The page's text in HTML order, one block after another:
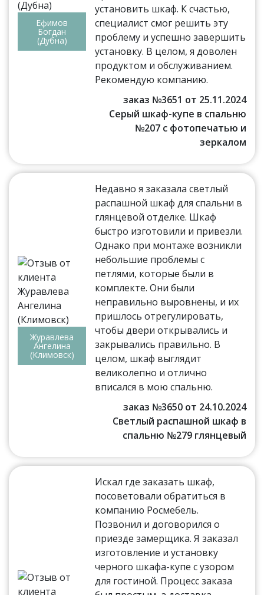
Ефимов
Богдан
(Дубна)
установить шкаф. К счастью,
специалист смог решить эту
проблему и успешно завершить
установку. В целом, я доволен
продуктом и обслуживанием.
Рекомендую компанию.
заказ №3651 от 25.11.2024
Серый шкаф-купе в спальню
№207 с фотопечатью и
зеркалом
Журавлева
Ангелина
(Климовск)
Недавно я заказала светлый
распашной шкаф для спальни в
глянцевой отделке. Шкаф
быстро изготовили и привезли.
Однако при монтаже возникли
небольшие проблемы с
петлями, которые были в
комплекте. Они были
неправильно выровнены, и их
пришлось отрегулировать,
чтобы двери открывались и
закрывались правильно. В
целом, шкаф выглядит
великолепно и отлично
вписался в мою спальню.
заказ №3650 от 24.10.2024
Светлый распашной шкаф в
спальню №279 глянцевый
Искал где заказать шкаф,
посоветовали обратиться в
компанию Росмебель.
Позвонил и договорился о
приезде замерщика. Я заказал
изготовление и установку
черного шкафа-купе с узором
для гостиной. Процесс заказа